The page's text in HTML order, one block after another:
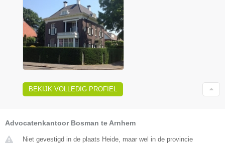
BEKIJK VOLLEDIG PROFIEL
Advocatenkantoor Bosman te Arnhem
Niet gevestigd in de plaats Heide, maar wel in de provincie